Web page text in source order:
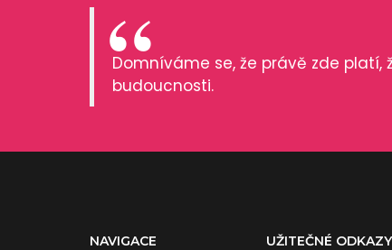
Domníváme se, že právě zde
budoucnosti.
NAVIGACE UŽITEČNÉ ODKAZY